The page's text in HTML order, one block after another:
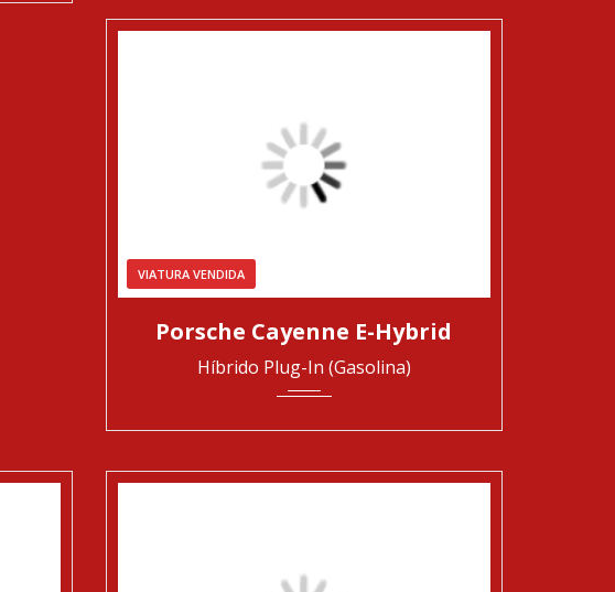
VIATURA VENDIDA
2020 63811
Porsche Cayenne E-Hybrid
Híbrido Plug-In (Gasolina)